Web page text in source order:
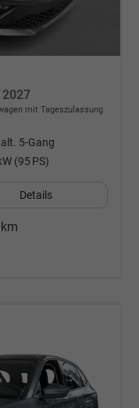
2027
mit Tageszulassung
5-Gang
(95 PS)
Details